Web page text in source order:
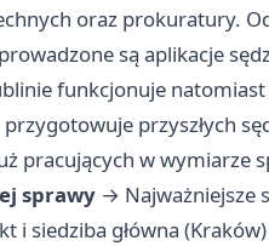
oraz prokuratury.
są aplikacje
funkcjonuje
przyszłych
pracujących w wymiarze
sprawy → Najważniejsze
i siedziba główna (Kraków)